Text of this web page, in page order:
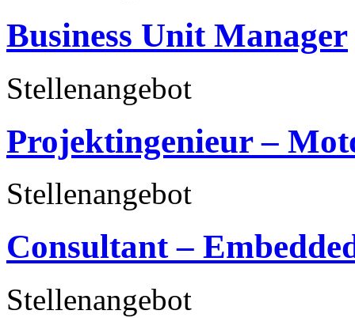
Business Unit Manager
Stellenangebot
Projektingenieur –
Stellenangebot
Consultant –
Stellenangebot